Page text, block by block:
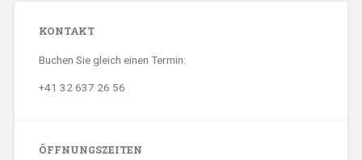
KONTAKT
Buchen Sie gleich einen Termin:
+41 32 637 26 56
ÖFFNUNGSZEITEN